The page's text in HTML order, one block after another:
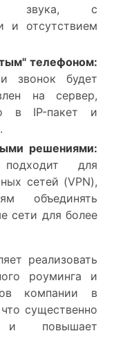
звука, с
и отсутствием
телефоном:
звонок будет
на сервер,
в IP-пакет и
решениями:
подходит для
сетей (VPN),
объединять
сети для более
реализовать
роуминга и
компании в
существенно
и повышает